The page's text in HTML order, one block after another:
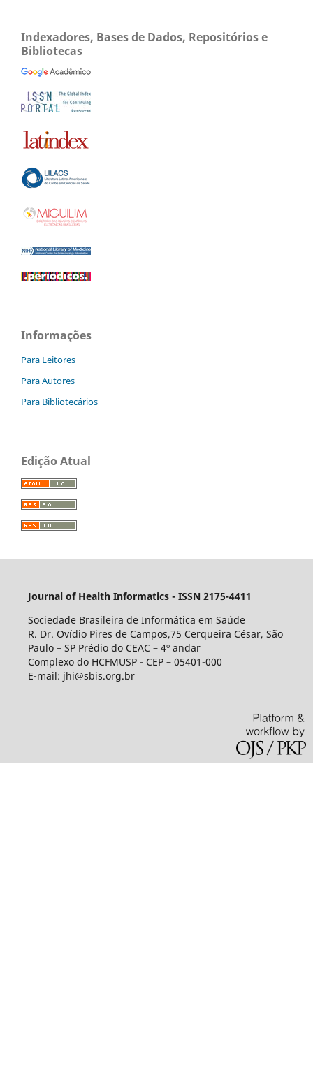
Indexadores, Bases de Dados, Repositórios e
Bibliotecas
Informações
Para Leitores
Para Autores
Para Bibliotecários
Edição Atual
Journal of Health Informatics - ISSN 2175-4411
Sociedade Brasileira de Informática em Saúde
R. Dr. Ovídio Pires de Campos,75 Cerqueira César, São
Paulo – SP Prédio do CEAC – 4º andar
Complexo do HCFMUSP - CEP – 05401-000
E-mail: jhi@sbis.org.br